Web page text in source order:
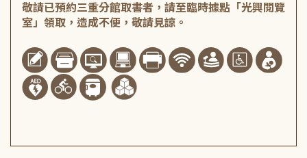
敬請已預約三重分館取書者，請至臨時據點「光興閱覽
室」領取，造成不便，敬請見諒。